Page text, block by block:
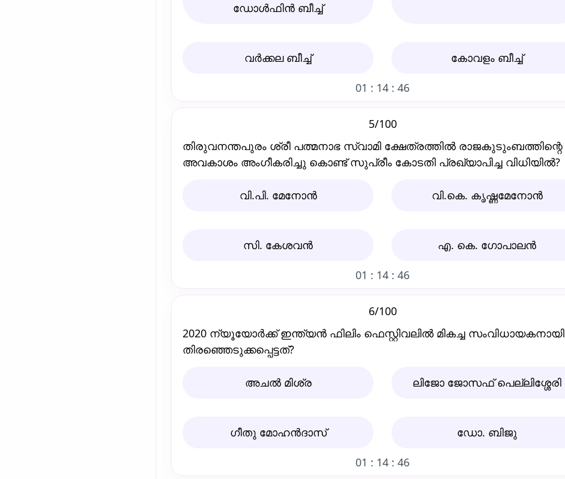
ഡോള്‍ഫിന്‍ ബീച്ച്‌
വര്‍ക്കല ബീച്ച്‌ കോവളം ബീച്ച്‌
01 : 14 : 45
5/100
തിരുവനന്തപുരം ശ്രീ പത്മനാഭ സ്വാമി ക്ഷേത്രത്തിൽ രാജകുടുംബത്തിന്റെ
അവകാശം അംഗീകരിച്ചു കൊണ്ട് സുപ്രീം കോടതി പ്രഖ്യാപിച്ച വിധിയിൽ?
വി.പി. മേനോൻ വി.കെ. കൃഷ്ണമേനോൻ
സി. കേശവൻ എ. കെ. ഗോപാലൻ
01 : 14 : 45
6/100
2020 ന്യൂയോര്‍ക്ക്‌ ഇന്ത്യന്‍ ഫിലിം ഫെസ്റ്റിവലില്‍ മികച്ച സംവിധായകനായി
തിരഞ്ഞെടുക്കപ്പെട്ടത്‌?
അചല്‍ മിശ്ര ലിജോ ജോസഫ്‌ പെല്ലിശ്ശേരി
ഗീതു മോഹന്‍ദാസ്‌ ഡോ. ബിജു
01 : 14 : 45